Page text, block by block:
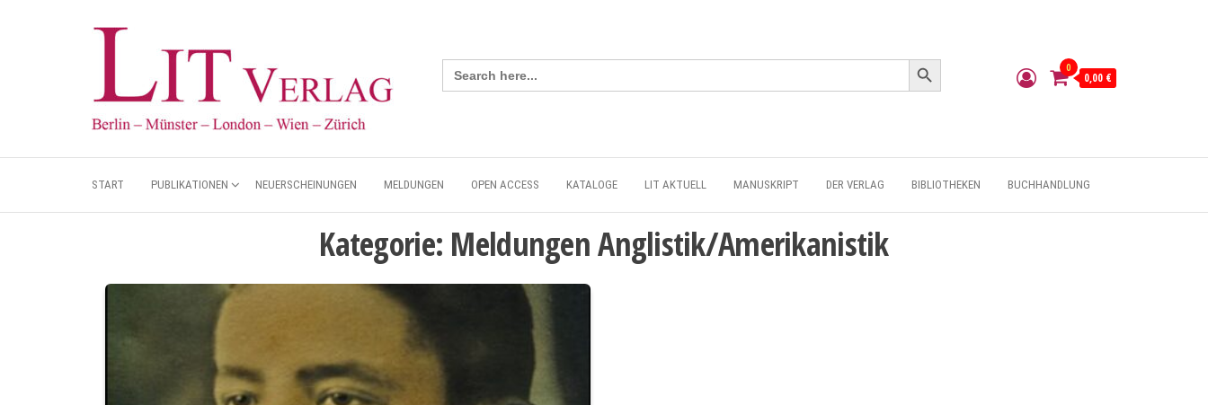
Search
for:
Search Button
0
0,00 €
START PUBLIKATIONEN NEUERSCHEINUNGEN MELDUNGEN OPEN ACCESS KATALOGE LIT AKTUELL MANUSKRIPT DER VERLAG BIBLIOTHEKEN BUCHHANDLUNG
Kategorie: Meldungen Anglistik/Amerikanistik